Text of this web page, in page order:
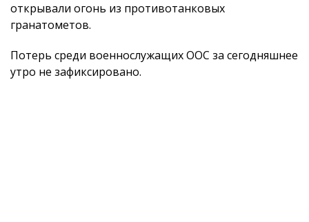
открывали огонь из противотанковых
гранатометов.
Потерь среди военнослужащих ООС за сегодняшнее
утро не зафиксировано.